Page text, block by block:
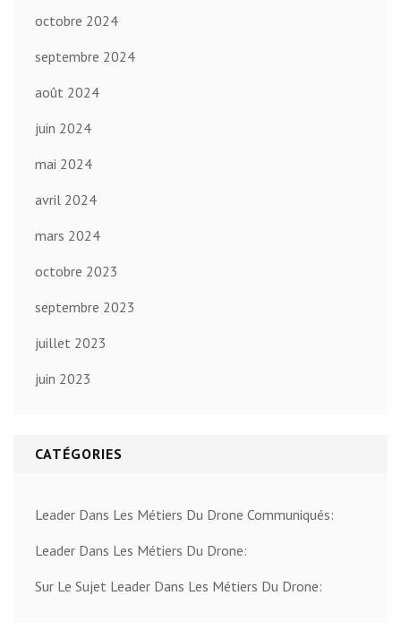
octobre 2024
septembre 2024
août 2024
juin 2024
mai 2024
avril 2024
mars 2024
octobre 2023
septembre 2023
juillet 2023
juin 2023
CATÉGORIES
Leader Dans Les Métiers Du Drone Communiqués:
Leader Dans Les Métiers Du Drone:
Sur Le Sujet Leader Dans Les Métiers Du Drone: